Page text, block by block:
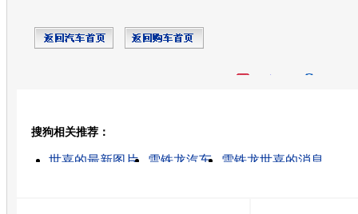
搜狗相关推荐：
世嘉的最新图片 雪铁龙汽车
雪铁龙世嘉的消息